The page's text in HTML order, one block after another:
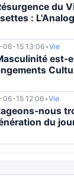
du
:
06-15 13:06•Vie
est-
06-15 12:06•Vie
nous
du